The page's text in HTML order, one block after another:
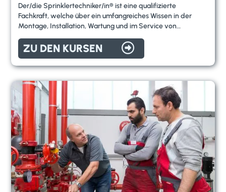
Der/die Sprinklertechniker/in® ist eine qualifizierte
Fachkraft, welche über ein umfangreiches Wissen in der
Montage, Installation, Wartung und im Service von
hervorragende Chancen auf dem Arbeitsmarkt, in der
stetig wachsenden und immer relevanter werdenden
Branche des Brandschutz.
ZU DEN KURSEN 